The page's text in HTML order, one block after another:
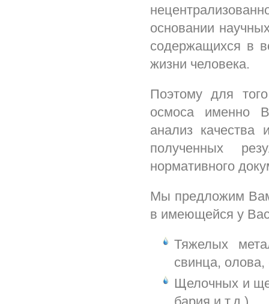
основании
содержащихся в
жизни человека.
Поэтому для
осмоса именно
анализ
полученных
нормативного
Мы предложим Вам
в имеющейся у
Тяжелых
свинца, олова,
Щелочных и